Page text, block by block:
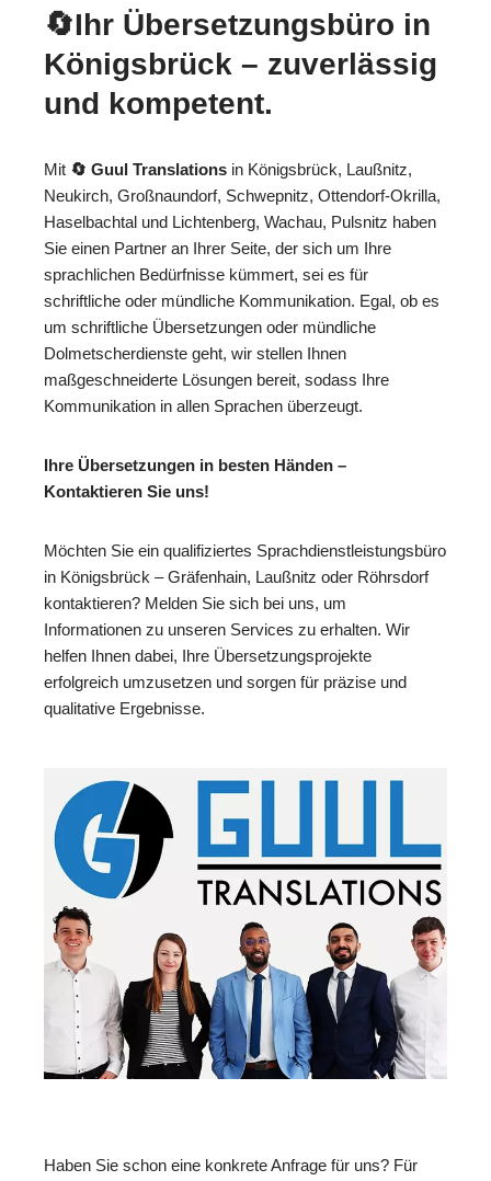
🔄Ihr Übersetzungsbüro in
Königsbrück – zuverlässig
und kompetent.
Mit 🔄 Guul Translations in Königsbrück, Laußnitz,
Neukirch, Großnaundorf, Schwepnitz, Ottendorf-Okrilla,
Haselbachtal und Lichtenberg, Wachau, Pulsnitz haben
Sie einen Partner an Ihrer Seite, der sich um Ihre
sprachlichen Bedürfnisse kümmert, sei es für
schriftliche oder mündliche Kommunikation. Egal, ob es
um schriftliche Übersetzungen oder mündliche
Dolmetscherdienste geht, wir stellen Ihnen
maßgeschneiderte Lösungen bereit, sodass Ihre
Kommunikation in allen Sprachen überzeugt.
Ihre Übersetzungen in besten Händen –
Kontaktieren Sie uns!
Möchten Sie ein qualifiziertes Sprachdienstleistungsbüro
in Königsbrück – Gräfenhain, Laußnitz oder Röhrsdorf
kontaktieren? Melden Sie sich bei uns, um
Informationen zu unseren Services zu erhalten. Wir
helfen Ihnen dabei, Ihre Übersetzungsprojekte
erfolgreich umzusetzen und sorgen für präzise und
qualitative Ergebnisse.
Haben Sie schon eine konkrete Anfrage für uns? Für